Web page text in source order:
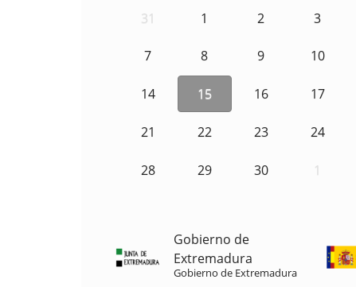
31 1 2 3
7 8 9 10
14 15 16 17
21 22 23 24
28 29 30 1
Gobierno de
Extremadura
Gobierno de Extremadura